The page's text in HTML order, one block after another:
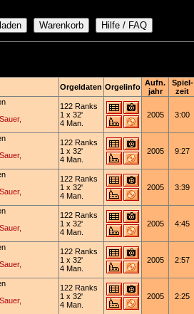
Orgeldaten Orgelinfo Aufn.
jahr
Spiel-
zeit
122 Ranks
1 x 32'
4 Man.
2005 3:00
122 Ranks
1 x 32'
4 Man.
2005 9:27
122 Ranks
1 x 32'
4 Man.
2005 3:39
122 Ranks
1 x 32'
4 Man.
2005 4:45
122 Ranks
1 x 32'
4 Man.
2005 2:57
122 Ranks
1 x 32'
4 Man.
2005 2:25